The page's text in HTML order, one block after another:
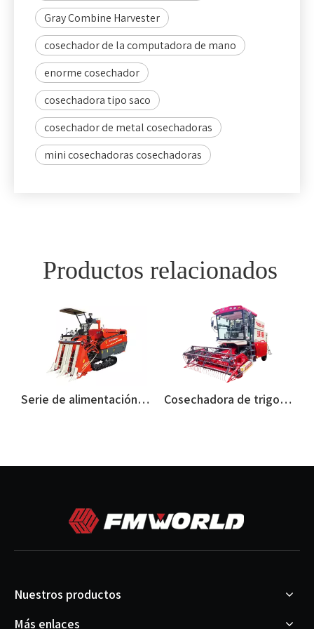
Gray Combine Harvester
cosechador de la computadora de mano
enorme cosechador
cosechadora tipo saco
cosechador de metal cosechadoras
mini cosechadoras cosechadoras
Productos relacionados
Serie de alimentación principal Cosechadora de trigo FMWORLD
Nuestros productos
Más enlaces